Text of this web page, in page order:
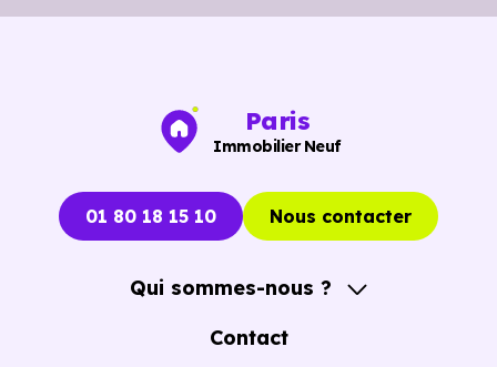
Bibliothèque :Mediatheque de la Marine à 1.3 km, soit
Paris
Immobilier Neuf
01 80 18 15 10 Nous contacter
Qui sommes-nous ?
A propos
Contact